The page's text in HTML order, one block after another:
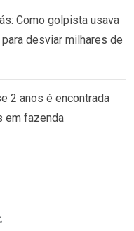
Como golpista usava
desviar milhares de
2 anos é encontrada
em fazenda